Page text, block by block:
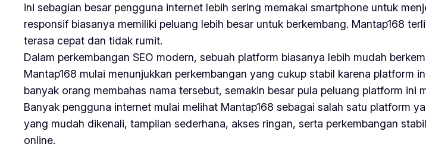
ini sebagian besar pengguna internet lebih sering memakai smartphone untuk
responsif biasanya memiliki peluang lebih besar untuk berkembang. Mantap168
terasa cepat dan tidak rumit.
Dalam perkembangan SEO modern, sebuah platform biasanya lebih mudah
Mantap168 mulai menunjukkan perkembangan yang cukup stabil karena platform
banyak orang membahas nama tersebut, semakin besar pula peluang platform ini
Banyak pengguna internet mulai melihat Mantap168 sebagai salah satu platform
yang mudah dikenali, tampilan sederhana, akses ringan, serta perkembangan
online.